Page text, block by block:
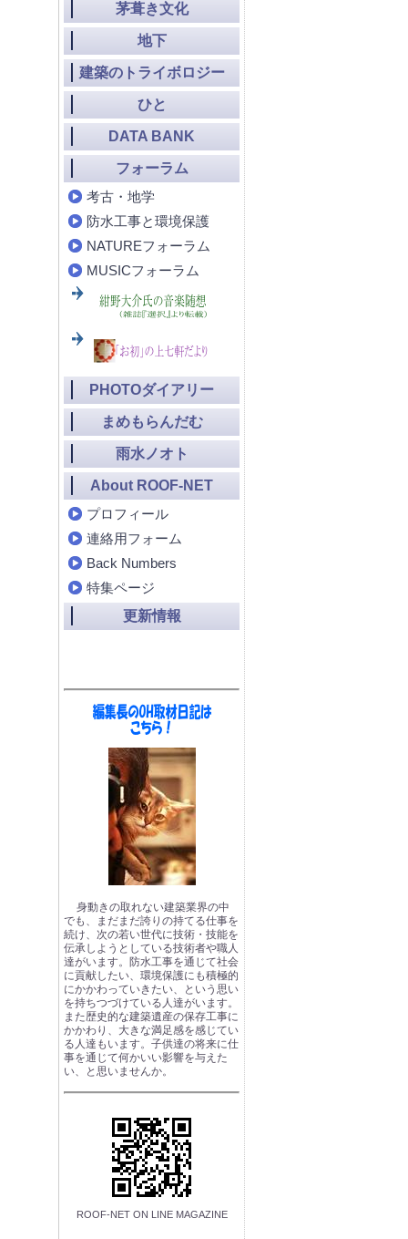
茅葺き文化
地下
建築のトライボロジー
ひと
DATA BANK
フォーラム
考古・地学
防水工事と環境保護
NATUREフォーラム
MUSICフォーラム
PHOTOダイアリー
まめもらんだむ
雨水ノオト
About ROOF-NET
プロフィール
連絡用フォーム
Back Numbers
特集ページ
更新情報
身動きの取れない建築業界の中
でも、まだまだ誇りの持てる仕事を
続け、次の若い世代に技術・技能を
伝承しようとしている技術者や職人
達がいます。防水工事を通じて社会
に貢献したい、環境保護にも積極的
にかかわっていきたい、という思い
を持ちつづけている人達がいます。
また歴史的な建築遺産の保存工事に
かかわり、大きな満足感を感じてい
る人達もいます。子供達の将来に仕
事を通じて何かいい影響を与えた
い、と思いませんか。
ROOF-NET ON LINE MAGAZINE